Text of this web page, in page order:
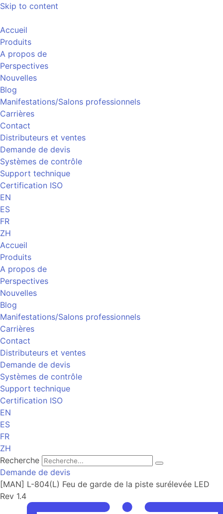
Skip to content
Accueil
Produits
A propos de
Perspectives
Nouvelles
Blog
Manifestations/Salons professionnels
Carrières
Contact
Distributeurs et ventes
Demande de devis
Systèmes de contrôle
Support technique
Certification ISO
EN
ES
FR
ZH
Accueil
Produits
A propos de
Perspectives
Nouvelles
Blog
Manifestations/Salons professionnels
Carrières
Contact
Distributeurs et ventes
Demande de devis
Systèmes de contrôle
Support technique
Certification ISO
EN
ES
FR
ZH
Recherche
Demande de devis
[MAN] L-804(L) Feu de garde de la piste surélevée LED
Rev 1.4